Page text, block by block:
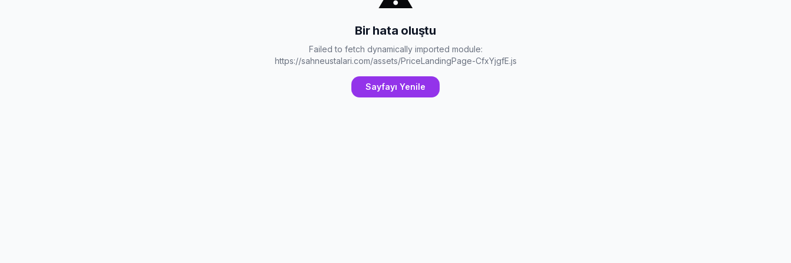
Bir hata oluştu
Failed to fetch dynamically imported module:
https://sahneustalari.com/assets/PriceLandingPage-CfxYjgfE.js
Sayfayı Yenile